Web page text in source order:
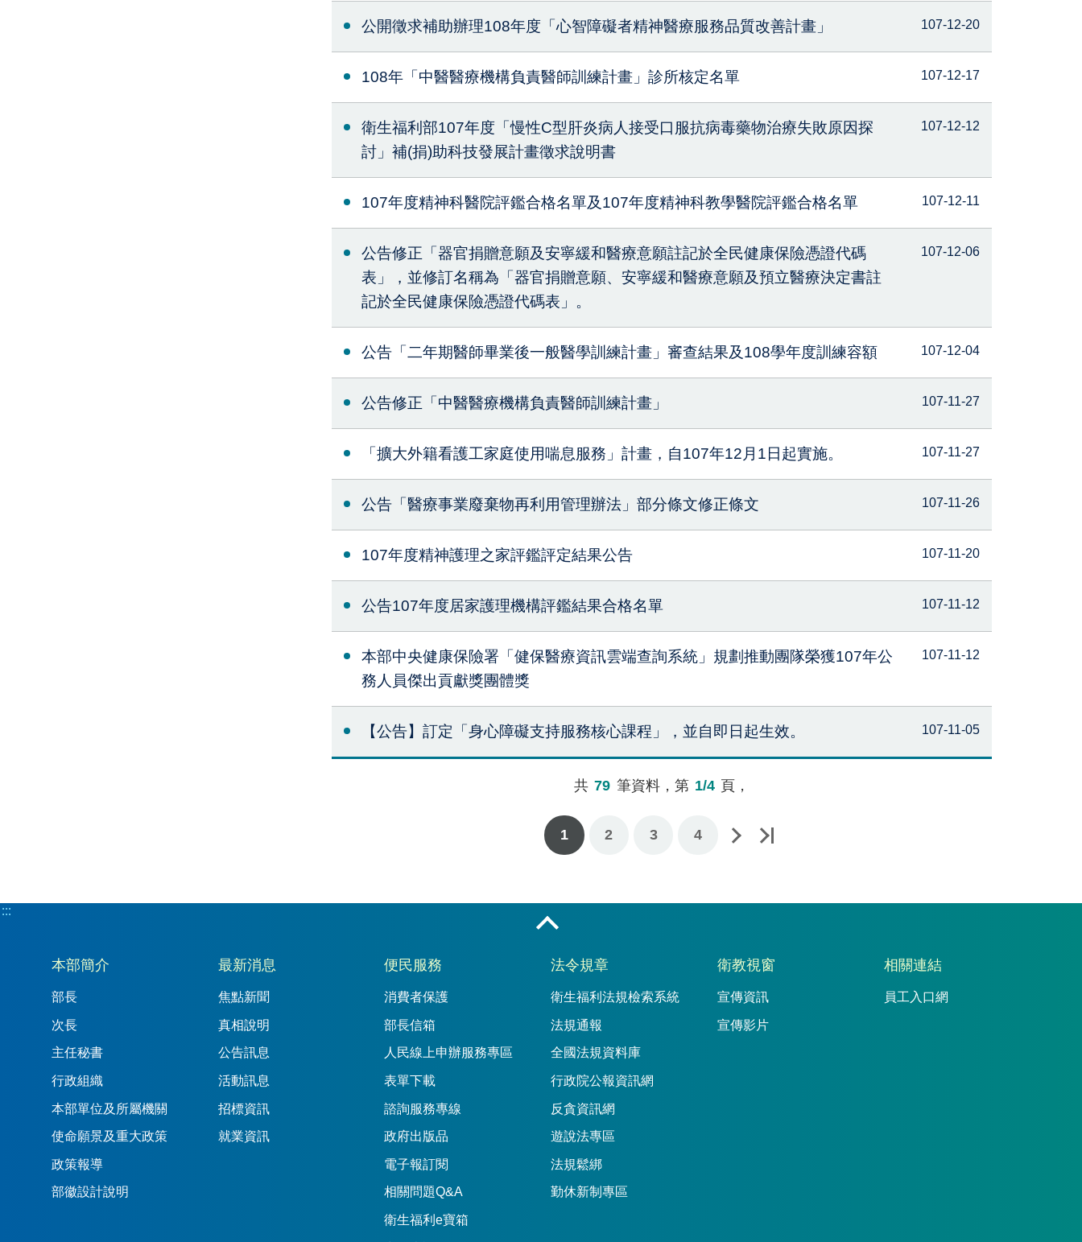
公開徵求補助辦理108年度「心智障礙者精神醫療服務品質改善計畫」 107-12-20
108年「中醫醫療機構負責醫師訓練計畫」診所核定名單 107-12-17
衛生福利部107年度「慢性C型肝炎病人接受口服抗病毒藥物治療失敗原因探
討」補(捐)助科技發展計畫徵求說明書
107-12-12
107年度精神科醫院評鑑合格名單及107年度精神科教學醫院評鑑合格名單 107-12-11
公告修正「器官捐贈意願及安寧緩和醫療意願註記於全民健康保險憑證代碼
表」，並修訂名稱為「器官捐贈意願、安寧緩和醫療意願及預立醫療決定書註
記於全民健康保險憑證代碼表」。
107-12-06
公告「二年期醫師畢業後一般醫學訓練計畫」審查結果及108學年度訓練容額 107-12-04
公告修正「中醫醫療機構負責醫師訓練計畫」 107-11-27
「擴大外籍看護工家庭使用喘息服務」計畫，自107年12月1日起實施。 107-11-27
公告「醫療事業廢棄物再利用管理辦法」部分條文修正條文 107-11-26
107年度精神護理之家評鑑評定結果公告 107-11-20
公告107年度居家護理機構評鑑結果合格名單 107-11-12
本部中央健康保險署「健保醫療資訊雲端查詢系統」規劃推動團隊榮獲107年公
務人員傑出貢獻獎團體獎
107-11-12
【公告】訂定「身心障礙支持服務核心課程」，並自即日起生效。 107-11-05
共 79 筆資料，第 1/4 頁，
1 2 3 4
下一頁最後一頁
:::
:::
本部簡介
部長
次長
主任秘書
行政組織
本部單位及所屬機關
使命願景及重大政策
政策報導
部徽設計說明
最新消息
焦點新聞
真相說明
公告訊息
活動訊息
招標資訊
就業資訊
便民服務
消費者保護
部長信箱
人民線上申辦服務專區
表單下載
諮詢服務專線
政府出版品
電子報訂閱
相關問題Q&A
衛生福利e寶箱
法令規章
衛生福利法規檢索系統
法規通報
全國法規資料庫
行政院公報資訊網
反貪資訊網
遊說法專區
法規鬆綁
勤休新制專區
衛教視窗
宣傳資訊
宣傳影片
相關連結
員工入口網